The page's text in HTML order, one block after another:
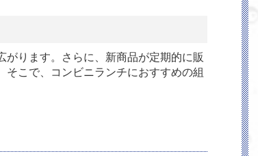
がります。さらに、新商品が定期的に販
こで、コンビニランチにおすすめの組